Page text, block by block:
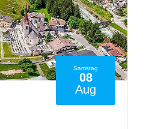
Samstag
08
Aug